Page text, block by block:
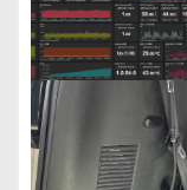
ョ
ン